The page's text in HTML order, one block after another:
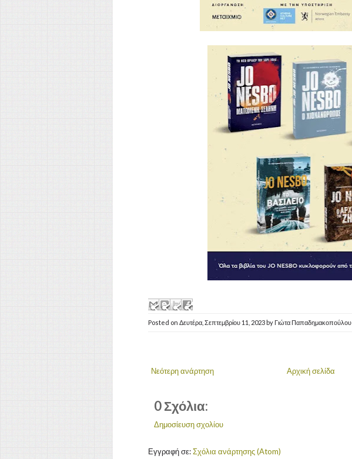
Posted on Δευτέρα, Σεπτεμβρίου 11, 2023 by Γιώτα Παπαδημακοπούλου
Νεότερη ανάρτηση Αρχική σελίδα
0 Σχόλια:
Δημοσίευση σχολίου
Εγγραφή σε:Σχόλια ανάρτησης (Atom)